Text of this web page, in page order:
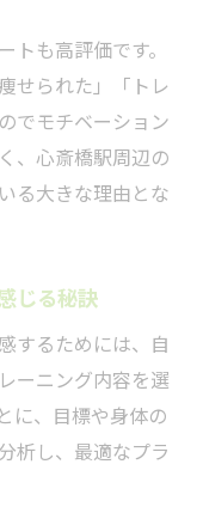
カギとなる理
化の実感談
コツを紹介
功事例
押しする理由
た事例を紹介
ト活用法
続に効く秘密
も高評価です。
せられた」「トレ
でモチベーション
、心斎橋駅周辺の
る大きな理由とな
じる秘訣
するためには、自
ーニング内容を選
に、目標や身体の
析し、最適なプラ